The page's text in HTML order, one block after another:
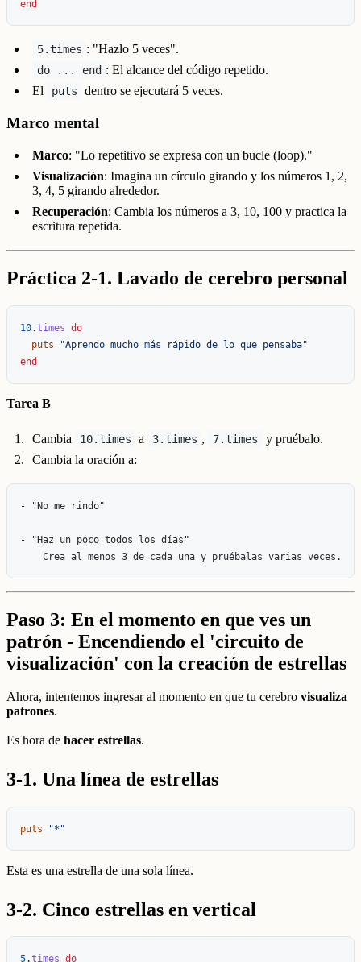
end
5.times : "Hazlo 5 veces".
do ... end : El alcance del código repetido.
El
puts dentro se ejecutará 5 veces.
Marco mental
Marco: "Lo repetitivo se expresa con un bucle (loop)."
Visualización: Imagina un círculo girando y los números 1, 2,
3, 4, 5 girando alrededor.
Recuperación: Cambia los números a 3, 10, 100 y practica la
escritura repetida.
Práctica 2-1. Lavado de cerebro personal
10.times do
puts
"Aprendo mucho más rápido de lo que pensaba"
end
Tarea B
Cambia 10.times a 3.times , 7.times
y pruébalo.
Cambia la oración a:
- "No me rindo"
- "Haz un poco todos los días"
Paso 3: En el momento en que ves un
patrón - Encendiendo el 'circuito de
visualización' con la creación de estrellas
Ahora, intentemos ingresar al momento en que tu cerebro visualiza
patrones.
Es hora de hacer estrellas.
3-1. Una línea de estrellas
puts "*"
Esta es una estrella de una sola línea.
3-2. Cinco estrellas en vertical
5.times do